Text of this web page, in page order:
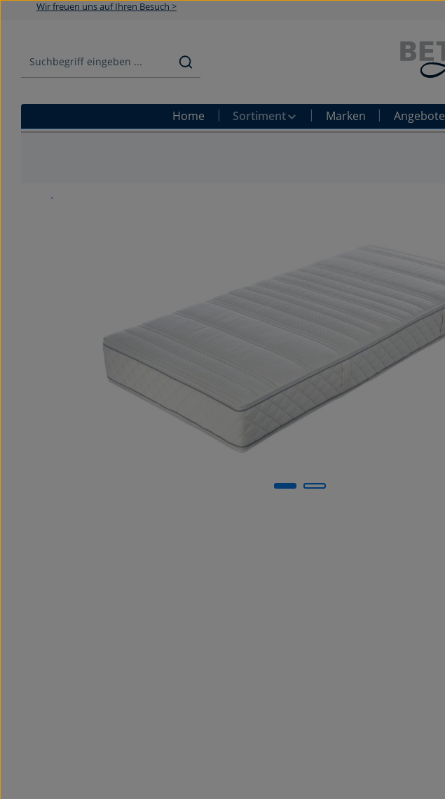
Zum Hauptinhalt springen
Zur Suche springen
Zur Hauptnavigation springen
Wir freuen uns auf Ihren Besuch >
Home Sortiment Marken Angebote